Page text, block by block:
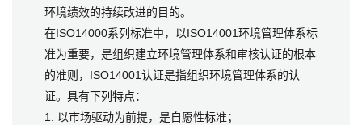
环境绩效的持续改进的目的。
在ISO14000系列标准中，以ISO14001环境管理体系标
准为重要，是组织建立环境管理体系和审核认证的根本
的准则，ISO14001认证是指组织环境管理体系的认
证。具有下列特点：
1. 以市场驱动为前提，是自愿性标准；